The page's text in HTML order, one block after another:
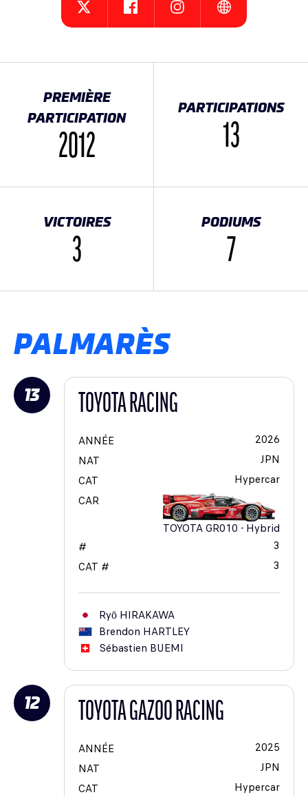
{{SEESOCIALNETWORK}}
{{SEESOCIALNETWORK}}
{{SEESOCIALNETWORK}}
PREMIÈRE
PARTICIPATION
2012
PARTICIPATIONS
13
VICTOIRES
3
PODIUMS
7
PALMARÈS
13 TOYOTA RACING
ANNÉE
2026
NAT
JPN
CAT
Hypercar
CAR
TOYOTA GR010 - Hybrid
#
3
CAT #
3
Ryō HIRAKAWA
Brendon HARTLEY
Sébastien BUEMI
12 TOYOTA GAZOO RACING
ANNÉE
2025
NAT
JPN
CAT
Hypercar